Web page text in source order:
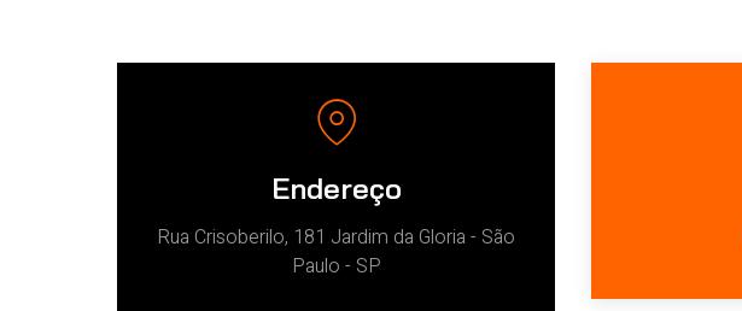
Endereço
Rua Crisoberilo, 181 Jardim da Gloria - São
Paulo - SP